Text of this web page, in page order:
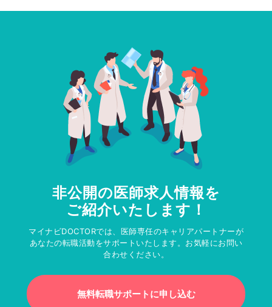
非公開の医師求人情報を
ご紹介いたします！
マイナビDOCTORでは、医師専任のキャリアパートナーが
あなたの転職活動をサポートいたします。お気軽にお問い
合わせください。
無料転職サポートに申し込む